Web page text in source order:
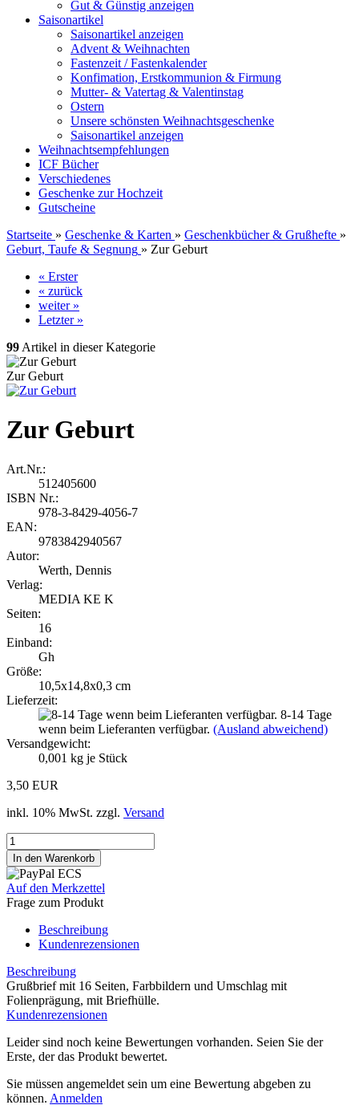
Gut & Günstig anzeigen
Saisonartikel
Saisonartikel anzeigen
Advent & Weihnachten
Fastenzeit / Fastenkalender
Konfimation, Erstkommunion & Firmung
Mutter- & Vatertag & Valentinstag
Ostern
Unsere schönsten Weihnachtsgeschenke
Saisonartikel anzeigen
Weihnachtsempfehlungen
ICF Bücher
Verschiedenes
Geschenke zur Hochzeit
Gutscheine
Startseite » Geschenke & Karten » Geschenkbücher & Grußhefte »
Geburt, Taufe & Segnung » Zur Geburt
« Erster
« zurück
weiter »
Letzter »
99 Artikel in dieser Kategorie
Zur Geburt
Zur Geburt
Art.Nr.:
512405600
ISBN Nr.:
978-3-8429-4056-7
EAN:
9783842940567
Autor:
Werth, Dennis
Verlag:
MEDIA KE K
Seiten:
16
Einband:
Gh
Größe:
10,5x14,8x0,3 cm
Lieferzeit:
8-14 Tage
wenn beim Lieferanten verfügbar. (Ausland abweichend)
Versandgewicht:
0,001 kg je Stück
3,50 EUR
inkl. 10% MwSt. zzgl. Versand
Auf den Merkzettel
Frage zum Produkt
Beschreibung
Kundenrezensionen
Beschreibung
Grußbrief mit 16 Seiten, Farbbildern und Umschlag mit
Folienprägung, mit Briefhülle.
Kundenrezensionen
Leider sind noch keine Bewertungen vorhanden. Seien Sie der
Erste, der das Produkt bewertet.
Sie müssen angemeldet sein um eine Bewertung abgeben zu
können. Anmelden